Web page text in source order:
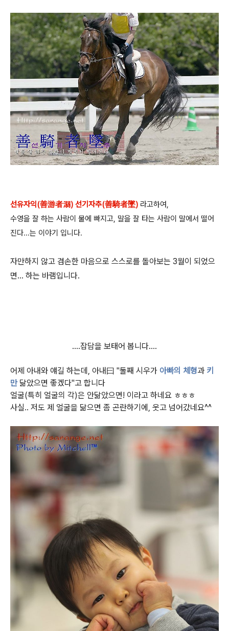
선유자익(善游者溺) 선기자추(善騎者墜) 라고하여,
수영을 잘 하는 사람이 물에 빠지고, 말을 잘 타는 사람이 말에서 떨어
진다...는 이야기 입니다.
자만하지 않고 겸손한 마음으로 스스로를 돌아보는 3월이 되었으
면... 하는 바램입니다.
....잡담을 보태어 봅니다....
어제 아내와 얘길 하는데, 아내曰 "둘째 시우가 아빠의 체형과 키
만닮았으면 좋겠다"고 합니다
얼굴(특히 얼굴의 각)은 안닮았으면! 이라고 하네요 ㅎㅎㅎ
사실.. 저도 제 얼굴을 닮으면 좀 곤란하기에, 웃고 넘어갔네요^^